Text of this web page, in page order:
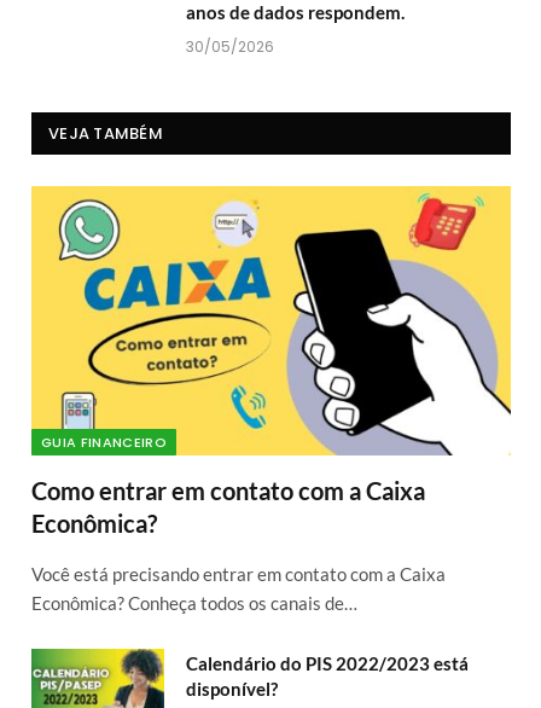
anos de dados respondem.
30/05/2026
VEJA TAMBÉM
GUIA FINANCEIRO
Como entrar em contato com a Caixa
Econômica?
Você está precisando entrar em contato com a Caixa
Econômica? Conheça todos os canais de…
Calendário do PIS 2022/2023 está
disponível?